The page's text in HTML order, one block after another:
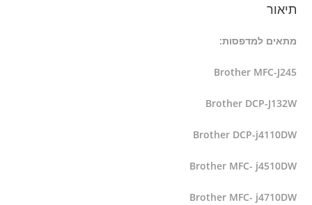
תיאור
מתאים למדפסות:
Brother MFC-J245
Brother DCP-J132W
Brother DCP-j4110DW
Brother MFC- j4510DW
Brother MFC- j4710DW